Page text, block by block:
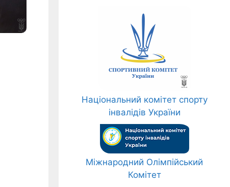
Національний комітет спорту
інвалідів України
Міжнародний Олімпійський
Комітет